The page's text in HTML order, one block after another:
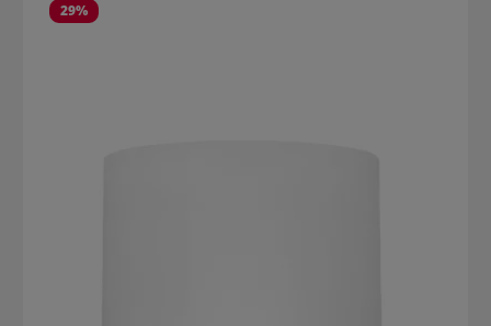
29%